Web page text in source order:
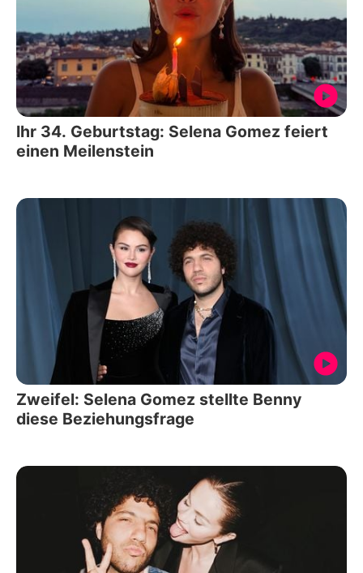
Ihr 34. Geburtstag: Selena Gomez feiert
einen Meilenstein
Zweifel: Selena Gomez stellte Benny
diese Beziehungsfrage